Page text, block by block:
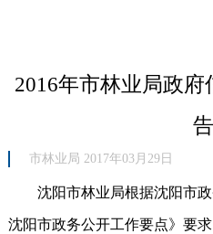
2016年市林业局政
告
市林业局 2017年03月29日
沈阳市林业局根据沈阳市政
沈阳市政务公开工作要点》要